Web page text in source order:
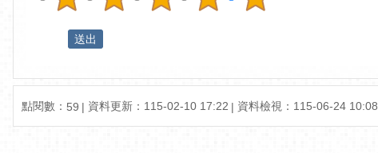
點閱數： 59 資料更新：115-02-10 17:22 資料檢視：115-06-24 10:08